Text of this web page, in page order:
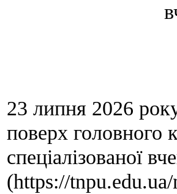
23 липня 2026
поверх головного
спеціалізованої
(https://